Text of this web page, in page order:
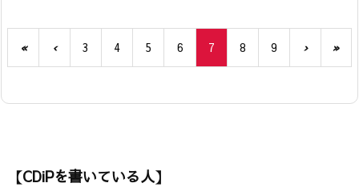
« ‹ 3 4 5 6 7 8 9 › »
【CDiPを書いている人】